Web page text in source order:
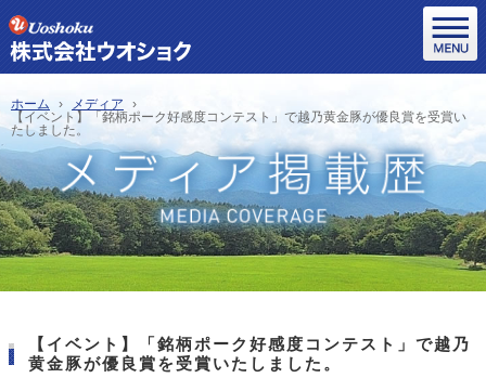
ホーム
メディア
【イベント】「銘柄ポーク好感度コンテスト」で越乃黄金豚が優良賞を受賞い
たしました。
【イベント】「銘柄ポーク好感度コンテスト」で越乃
黄金豚が優良賞を受賞いたしました。